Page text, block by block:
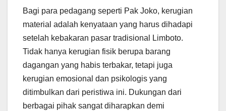
Bagi para pedagang seperti Pak Joko, kerugian
material adalah kenyataan yang harus dihadapi
setelah kebakaran pasar tradisional Limboto.
Tidak hanya kerugian fisik berupa barang
dagangan yang habis terbakar, tetapi juga
kerugian emosional dan psikologis yang
ditimbulkan dari peristiwa ini. Dukungan dari
berbagai pihak sangat diharapkan demi